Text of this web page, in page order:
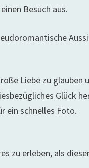
einen Besuch aus.
Liebe zu
Glück
ein schnelles Foto.
zu erleben, als